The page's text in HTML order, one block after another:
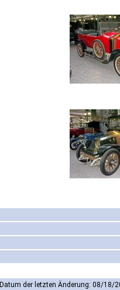
Datum der letzten Änderung: 08/18/